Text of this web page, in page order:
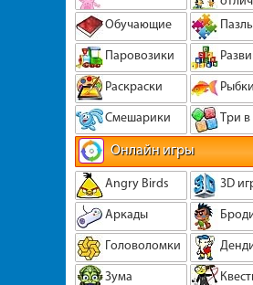
Обучающие
Паровозики
Раскраски
Рыбки
Смешарики
Три в
Онлайн игры
Angry Birds
3D
Аркады
Головоломки
Зума